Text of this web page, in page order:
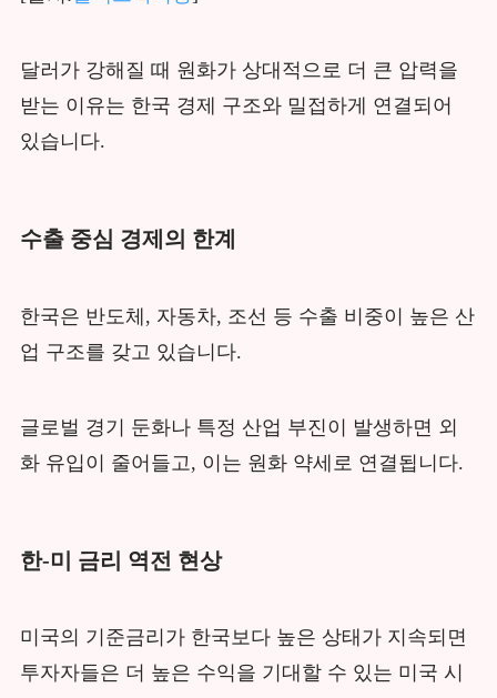
달러가 강해질 때 원화가 상대적으로 더 큰 압력을
받는 이유는 한국 경제 구조와 밀접하게 연결되어
있습니다.
수출 중심 경제의 한계
한국은 반도체, 자동차, 조선 등 수출 비중이 높은 산
업 구조를 갖고 있습니다.
글로벌 경기 둔화나 특정 산업 부진이 발생하면 외
화 유입이 줄어들고, 이는 원화 약세로 연결됩니다.
한-미 금리 역전 현상
미국의 기준금리가 한국보다 높은 상태가 지속되면
투자자들은 더 높은 수익을 기대할 수 있는 미국 시